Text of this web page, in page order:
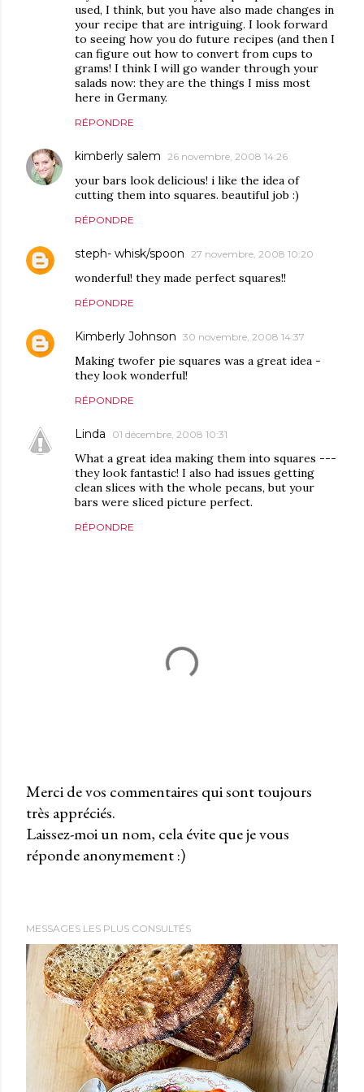
used, I think, but you have also made changes in
your recipe that are intriguing. I look forward
to seeing how you do future recipes (and then I
can figure out how to convert from cups to
grams! I think I will go wander through your
salads now: they are the things I miss most
here in Germany.
RÉPONDRE
kimberly salem 26 novembre, 2008 14:26
your bars look delicious! i like the idea of
cutting them into squares. beautiful job :)
RÉPONDRE
steph- whisk/spoon 27 novembre, 2008 10:20
wonderful! they made perfect squares!!
RÉPONDRE
Kimberly Johnson 30 novembre, 2008 14:37
Making twofer pie squares was a great idea -
they look wonderful!
RÉPONDRE
Linda 01 décembre, 2008 10:31
What a great idea making them into squares ---
they look fantastic! I also had issues getting
clean slices with the whole pecans, but your
bars were sliced picture perfect.
RÉPONDRE
P
u
b
r
u
c
Merci de vos commentaires qui sont toujours
très appréciés.
Laissez-moi un nom, cela évite que je vous
réponde anonymement :)
MESSAGES LES PLUS CONSULTÉS